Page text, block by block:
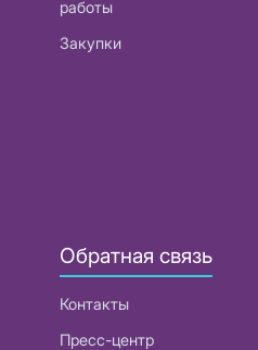
работы
Закупки
Обратная связь
Контакты
Пресс-центр